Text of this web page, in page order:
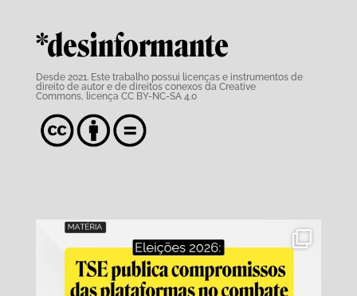
*desinformante
Desde 2021. Este trabalho possui licenças e instrumentos de
direito de autor e de direitos conexos da Creative
Commons,
licença CC BY-NC-SA 4.0